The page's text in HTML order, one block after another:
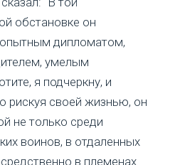
обстановке он
дипломатом,
умелым
я подчеркну, и
рискуя своей жизнью, он
не только среди
воинов, в отдаленных
в племенах